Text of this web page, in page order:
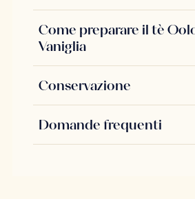
Come preparare il tè
Vaniglia
Conservazione
Domande frequenti